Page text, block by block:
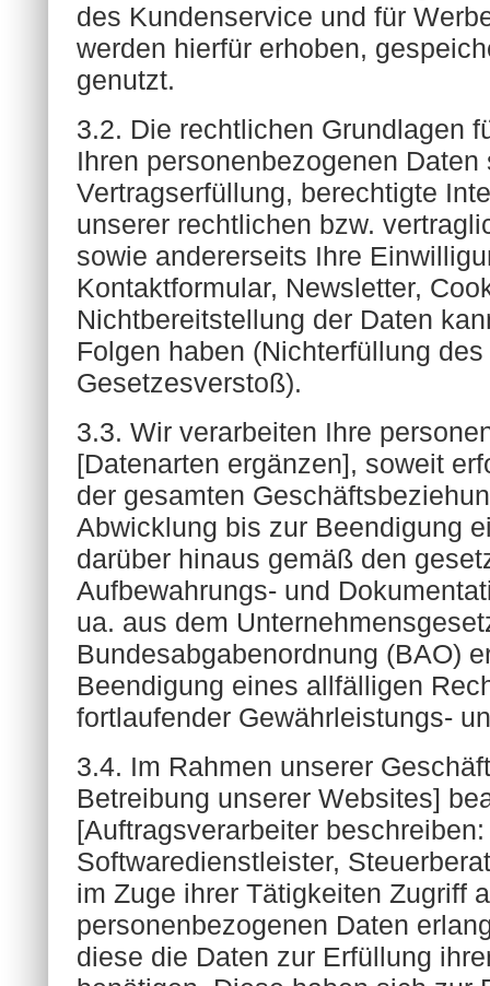
des Kundenservice und für
werden hierfür erhoben,
genutzt.
3.2. Die rechtlichen Grundlagen
Ihren personenbezogenen
Vertragserfüllung, berechtigte
unserer rechtlichen bzw.
sowie andererseits Ihre
Kontaktformular, Newsletter,
Nichtbereitstellung der Daten
Folgen haben (Nichterfüllung
Gesetzesverstoß).
3.3. Wir verarbeiten Ihre
[Datenarten ergänzen], soweit
der gesamten
Abwicklung bis zur Beendigung
darüber hinaus gemäß den
Aufbewahrungs- und
ua. aus dem
Bundesabgabenordnung (BAO)
Beendigung eines allfälligen
fortlaufender Gewährleistungs-
3.4. Im Rahmen unserer
Betreibung unserer Websites]
[Auftragsverarbeiter
Softwaredienstleister,
im Zuge ihrer Tätigkeiten Zugriff
personenbezogenen Daten
diese die Daten zur Erfüllung